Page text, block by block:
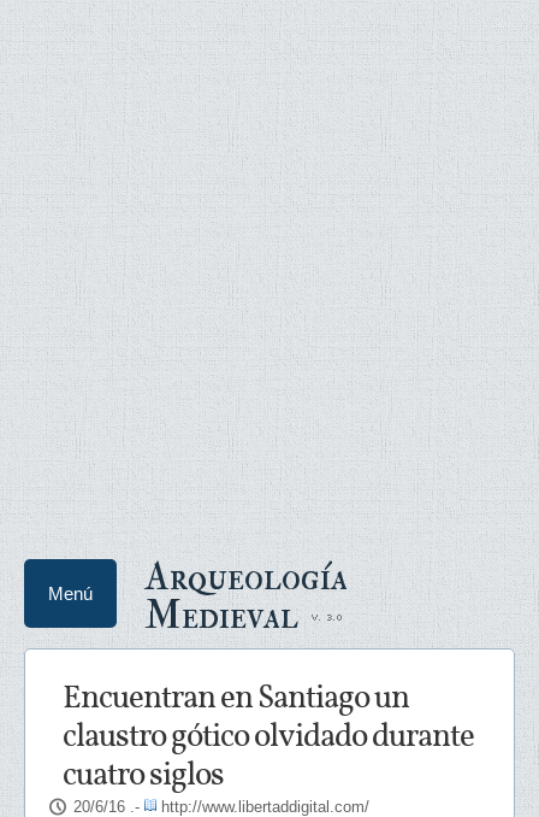
Arqueología
Medieval
Menú
Encuentran en Santiago un
claustro gótico olvidado durante
cuatro siglos
20/6/16 .- http://www.libertaddigital.com/